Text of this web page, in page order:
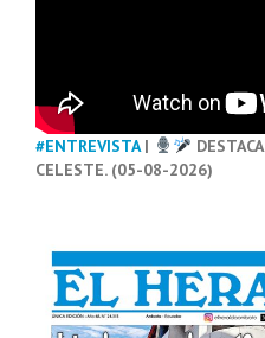
#ENTREVISTA|
CELESTE. (05-08-2026)